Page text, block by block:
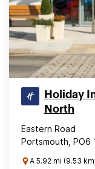
Holiday
North
Eastern Road
Portsmouth, PO6
A 5.92 mi (9.53